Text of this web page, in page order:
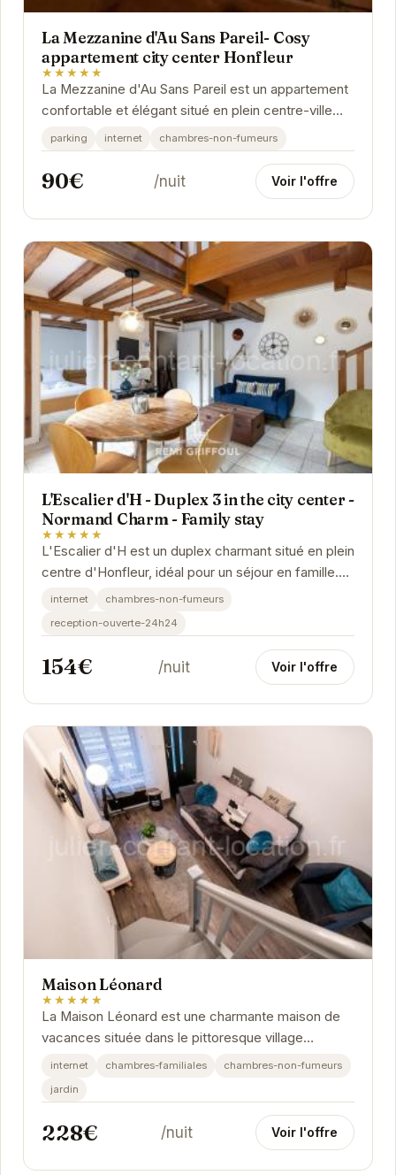
La Mezzanine d'Au Sans Pareil- Cosy
appartement city center Honfleur
★★★★★
La Mezzanine d'Au Sans Pareil est un appartement
confortable et élégant situé en plein centre-ville
d'Honfleur. Profitez d'un séjour relaxant...
parking internet chambres-non-fumeurs
90€ /nuit Voir l'offre
L'Escalier d'H - Duplex 3 in the city center -
Normand Charm - Family stay
★★★★★
L'Escalier d'H est un duplex charmant situé en plein
centre d'Honfleur, idéal pour un séjour en famille.
Avec son ambiance chaleureuse et son...
internet
chambres-non-fumeurs
reception-ouverte-24h24
154€ /nuit Voir l'offre
Maison Léonard
★★★★★
La Maison Léonard est une charmante maison de
vacances située dans le pittoresque village
d'Honfleur. Avec son jardin paisible et ses
internet chambres-familiales
chambres-non-fumeurs
jardin
228€ /nuit Voir l'offre